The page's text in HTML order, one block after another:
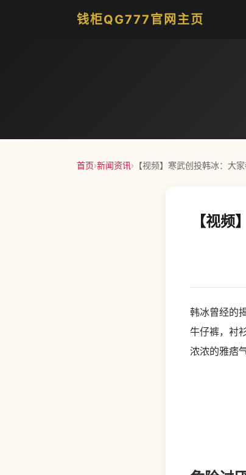
钱柜QG777官网主页
首页›新闻资讯› 【视频】寒武创投韩冰：大
【视
韩冰曾经的
牛仔裤，衬
浓浓的雅痞